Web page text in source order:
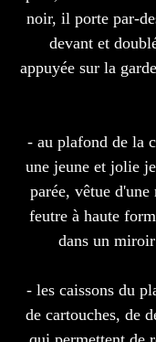
noir, il porte par-
devant et
appuyée sur la
- au plafond de la
une jeune et jolie
parée, vêtue
feutre à haute
dans un
- les caissons du
de cartouches, de